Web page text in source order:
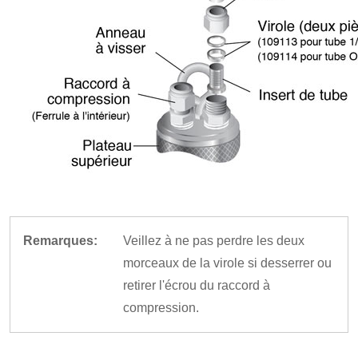
Remarques:
Veillez à ne pas perdre les deux
morceaux de la virole si desserrer ou
retirer l'écrou du raccord à
compression.